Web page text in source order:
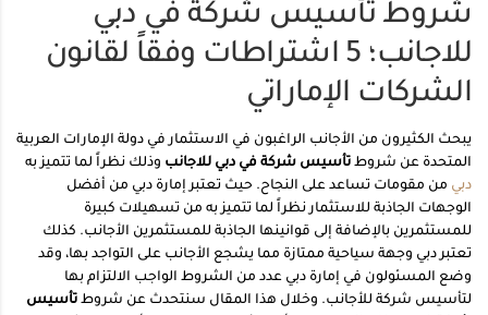
شروط تأسيس شركة في دبي
للاجانب؛ 5 اشتراطات وفقاً لقانون
الشركات الإماراتي
يبحث الكثيرون من الأجانب الراغبون في الاستثمار في دولة الإمارات العربية
المتحدة عن شروط تأسيس شركة في دبي للاجانب وذلك نظراً لما تتميز به
دبي من مقومات تساعد على النجاح. حيث تعتبر إمارة دبي من أفضل
الوجهات الجاذبة للاستثمار نظراً لما تتميز به من تسهيلات كبيرة
للمستثمرين بالإضافة إلى قوانينها الجاذبة للمستثمرين الأجانب. كذلك
تعتبر دبي وجهة سياحية ممتازة مما يشجع الأجانب على التواجد بها، وقد
وضع المسئولون في إمارة دبي عدد من الشروط الواجب الالتزام بها
لتأسيس شركة للأجانب. وخلال هذا المقال سنتحدث عن شروط تأسيس